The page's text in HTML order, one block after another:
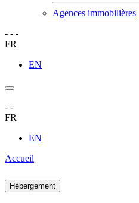
Agences immobilières
- - -
FR
EN
- -
FR
EN
Accueil
Hébergement